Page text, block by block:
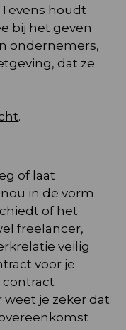
houdt
bij het geven
ondernemers,
dat ze
.
of laat
in de vorm
of het
freelancer,
veilig
voor je
contract
je zeker dat